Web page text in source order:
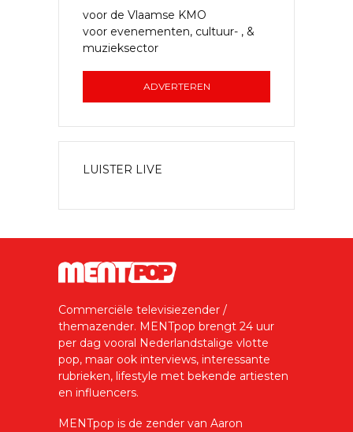
voor de Vlaamse KMO
voor evenementen, cultuur- , &
muzieksector
ADVERTEREN
LUISTER LIVE
Commerciële televisiezender /
themazender. MENTpop brengt 24 uur
per dag vooral Nederlandstalige vlotte
pop, maar ook interviews, interessante
rubrieken, lifestyle met bekende artiesten
en influencers.
MENTpop is de zender van Aaron